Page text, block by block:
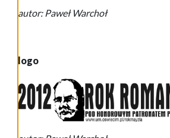
autor: Paweł Warchoł
logo